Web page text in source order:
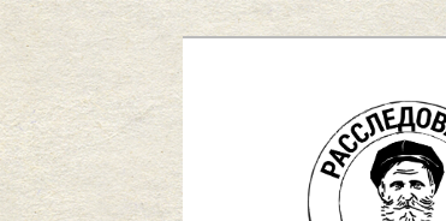
Перейти
к
основному
содержимому